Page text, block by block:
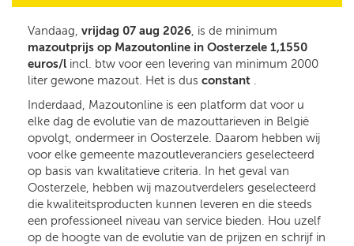
Vandaag, vrijdag 07 aug 2026, is de minimum
mazoutprijs op Mazoutonline in Oosterzele 1,1550
euros/l incl. btw voor een levering van minimum 2000
liter gewone mazout. Het is dus constant .
Inderdaad, Mazoutonline is een platform dat voor u
elke dag de evolutie van de mazouttarieven in België
opvolgt, ondermeer in Oosterzele. Daarom hebben wij
voor elke gemeente mazoutleveranciers geselecteerd
op basis van kwalitatieve criteria. In het geval van
Oosterzele, hebben wij mazoutverdelers geselecteerd
die kwaliteitsproducten kunnen leveren en die steeds
een professioneel niveau van service bieden. Hou uzelf
op de hoogte van de evolutie van de prijzen en schrijf in